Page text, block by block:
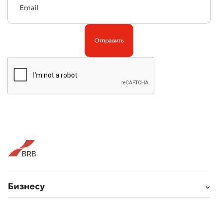
Отправить
* Все поля обязательны для заполнения
Отправить
Бизнесу